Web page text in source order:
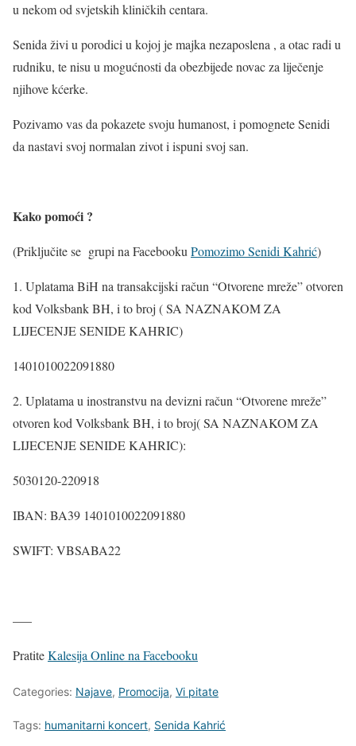
u nekom od svjetskih kliničkih centara.
Senida živi u porodici u kojoj je majka nezaposlena , a otac radi u
rudniku, te nisu u mogućnosti da obezbijede novac za liječenje
njihove kćerke.
Pozivamo vas da pokazete svoju humanost, i pomognete Senidi
da nastavi svoj normalan zivot i ispuni svoj san.
Kako pomoći ?
(Priključite se grupi na Facebooku Pomozimo Senidi Kahrić)
1. Uplatama BiH na transakcijski račun “Otvorene mreže” otvoren
kod Volksbank BH, i to broj ( SA NAZNAKOM ZA
LIJECENJE SENIDE KAHRIC)
1401010022091880
2. Uplatama u inostranstvu na devizni račun “Otvorene mreže”
otvoren kod Volksbank BH, i to broj( SA NAZNAKOM ZA
LIJECENJE SENIDE KAHRIC):
5030120-220918
IBAN: BA39 1401010022091880
SWIFT: VBSABA22
—–
PratiteKalesija Online na Facebooku
Categories: Najave, Promocija, Vi pitate
Tags: humanitarni koncert, Senida Kahrić